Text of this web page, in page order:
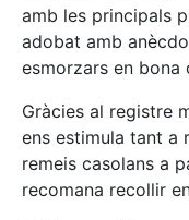
amb les principals
adobat amb
esmorzars en bona
Gràcies al registre
ens estimula tant a
remeis casolans a
recomana recollir